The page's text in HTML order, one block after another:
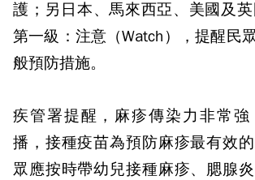
護；另日本、馬來西亞、美國及
第一級：注意（Watch），提醒民
般預防措施。
疾管署提醒，麻疹傳染力非常
播，接種疫苗為預防麻疹最有效
眾應按時帶幼兒接種麻疹、腮腺